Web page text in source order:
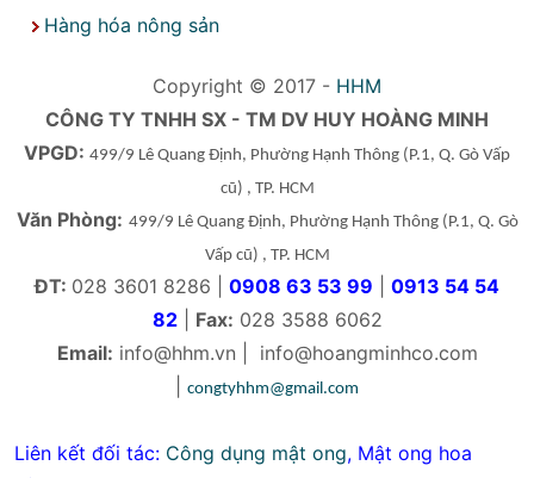
Hàng hóa nông sản
Copyright © 2017 - HHM
CÔNG TY TNHH SX - TM DV HUY HOÀNG MINH
VPGD: 499/9 Lê Quang Định, Phường Hạnh Thông (P.1, Q. Gò Vấp
cũ) , TP. HCM
Văn Phòng: 499/9 Lê Quang Định, Phường Hạnh Thông(P.1, Q. Gò
Vấp cũ) , TP. HCM
ĐT: 028 3601 8286 | 0908 63 53 99
0913 54 54
82| Fax: 028 3588 6062
Email: info@hhm.vn
info@hoangminhco.com
congtyhhm@gmail.com
Liên kết đối tác: Công dụng mật ong, Mật ong hoa